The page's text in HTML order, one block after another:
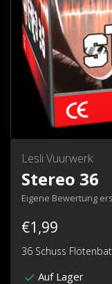
Lesli Vuurwerk
Stereo 36
Eigene Bewertung
€1,99
36 Schuss
Auf Lager